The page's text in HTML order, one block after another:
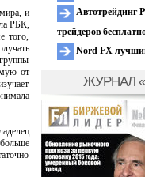
и
РБК,
того,
от
Автотрейдинг
трейдеров
Nord FX
ЖУРНАЛ